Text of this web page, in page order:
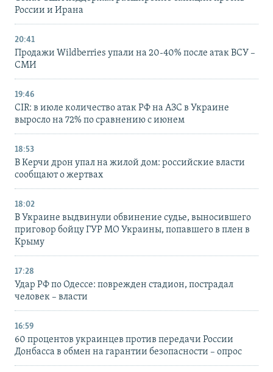
России и Ирана
20:41
Продажи Wildberries упали на 20-40% после атак ВСУ –
СМИ
19:46
CIR: в июле количество атак РФ на АЗС в Украине
выросло на 72% по сравнению с июнем
18:53
В Керчи дрон упал на жилой дом: российские власти
сообщают о жертвах
18:02
В Украине выдвинули обвинение судье, выносившего
приговор бойцу ГУР МО Украины, попавшего в плен в
Крыму
17:28
Удар РФ по Одессе: поврежден стадион, пострадал
человек – власти
16:59
60 процентов украинцев против передачи России
Донбасса в обмен на гарантии безопасности – опрос